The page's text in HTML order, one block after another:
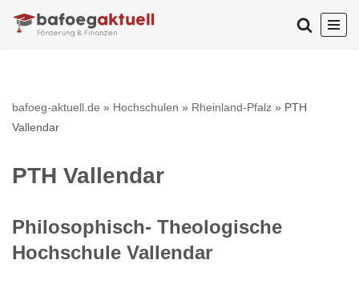
bafoeg-aktuell.de » Hochschulen » Rheinland-Pfalz » PTH
Vallendar
PTH Vallendar
Philosophisch- Theologische
Hochschule Vallendar